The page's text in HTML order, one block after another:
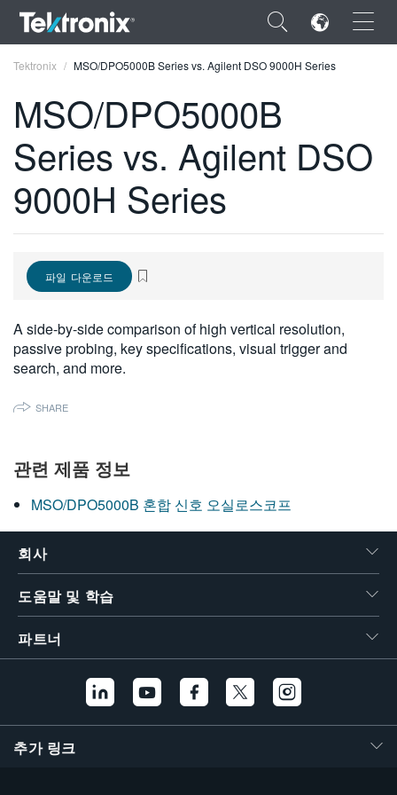
×
ENGLISH
FRANÇAIS
VIỆT NAM
日本語
繁體中文
Tektronix MSO/DPO5000B Series vs. Agilent DSO 9000H Series
MSO/DPO5000B
Series vs. Agilent DSO
9000H Series
파일 다운로드
A side-by-side comparison of high vertical resolution,
passive probing, key specifications, visual trigger and
search, and more.
SHARE
관련 제품 정보
MSO/DPO5000B 혼합 신호 오실로스코프
회사
도움말 및 학습
파트너
추가 링크